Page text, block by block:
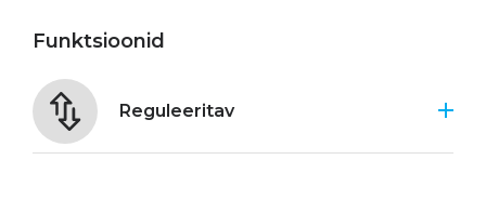
Funktsioonid
Reguleeritav